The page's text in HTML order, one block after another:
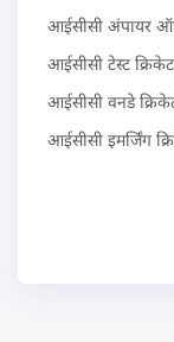
आईसीसी अंपायर
आईसीसी टेस्ट
आईसीसी वनडे
आईसीसी इमर्जिंग